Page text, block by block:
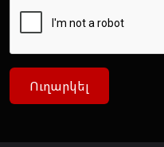
Ուղարկել